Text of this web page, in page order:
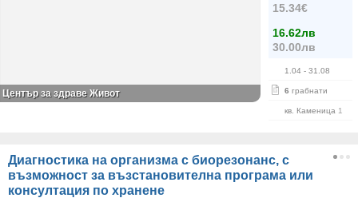
15.34€
16.62лв
30.00лв
1.04 - 31.08
6 грабнати
кв. Каменица 1
Център за здраве Живот
Диагностика на организма с биорезонанс, с
възможност за възстановителна програма или
консултация по хранене